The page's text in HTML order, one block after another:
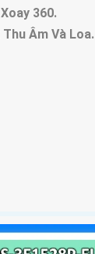
Xoay 360.
Thu Âm Và Loa.